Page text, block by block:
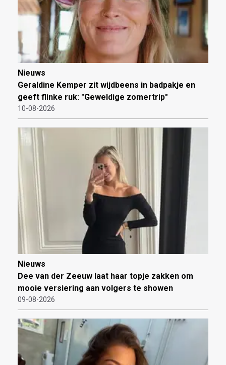
Nieuws
Geraldine Kemper zit wijdbeens in badpakje en
geeft flinke ruk: "Geweldige zomertrip"
10-08-2026
Nieuws
Dee van der Zeeuw laat haar topje zakken om
mooie versiering aan volgers te showen
09-08-2026